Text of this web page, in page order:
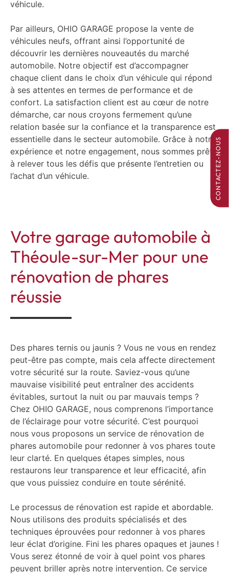
véhicule.
Par ailleurs, OHIO GARAGE propose la vente de
véhicules neufs, offrant ainsi l’opportunité de
découvrir les dernières nouveautés du marché
automobile. Notre objectif est d’accompagner
chaque client dans le choix d’un véhicule qui répond
à ses attentes en termes de performance et de
confort. La satisfaction client est au cœur de notre
démarche, car nous croyons fermement qu’une
relation basée sur la confiance et la transparence est
essentielle dans le secteur automobile. Grâce à notre
expérience et notre engagement, nous sommes prêts
à relever tous les défis que présente l’entretien ou
l’achat d’un véhicule.
Votre garage automobile à
Théoule-sur-Mer pour une
rénovation de phares
réussie
Des phares ternis ou jaunis ? Vous ne vous en rendez
peut-être pas compte, mais cela affecte directement
votre sécurité sur la route. Saviez-vous qu’une
mauvaise visibilité peut entraîner des accidents
évitables, surtout la nuit ou par mauvais temps ?
Chez OHIO GARAGE, nous comprenons l’importance
de l’éclairage pour votre sécurité. C’est pourquoi
nous vous proposons un service de rénovation de
phares automobile pour redonner à vos phares toute
leur clarté. En quelques étapes simples, nous
restaurons leur transparence et leur efficacité, afin
que vous puissiez conduire en toute sérénité.
Le processus de rénovation est rapide et abordable.
Nous utilisons des produits spécialisés et des
techniques éprouvées pour redonner à vos phares
leur éclat d’origine. Fini les phares opaques et jaunes !
Vous serez étonné de voir à quel point vos phares
peuvent briller après notre intervention. Ce service
CONTACTEZ-NOUS